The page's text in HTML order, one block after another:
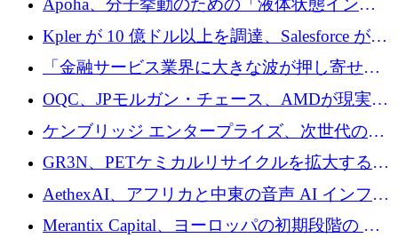
の資本シフトを呼びかけ
Apoha、分子挙動のための「液体状態インテ
リジェンス」を構築するために3,600万ドルを
かけてステルス状態から出現
Kpler が 10 億ドル以上を調達、Salesforce が
Contentful を買収、Built in Europe キャンペー
ンを開始
「金融サービス業界に大きな波が押し寄せて
いる」と「欧州初のAIネイティブ銀行」のボ
スが語る
OQC、JPモルガン・チェース、AMDが現実世
界のフィンテック・アプリケーションを探索
するためにQuantum-AIデータセンターを立ち
上げ
ケンブリッジ エンタープライズ、次世代のデ
ィープテック創設者向けにロンドンの出発点
を構築
GR3N、PETケミカルリサイクルを拡大するた
めにシリーズBで1,550万ユーロを調達
AethexAI、アフリカと中東の音声 AI インフラ
ストラクチャを構築するために 300 万ドルを
Merantix Capital、ヨーロッパの初期段階の AI